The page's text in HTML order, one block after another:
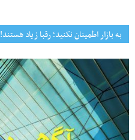
به بازار اطمینان نکنید؛ رقبا زیاد هستند!